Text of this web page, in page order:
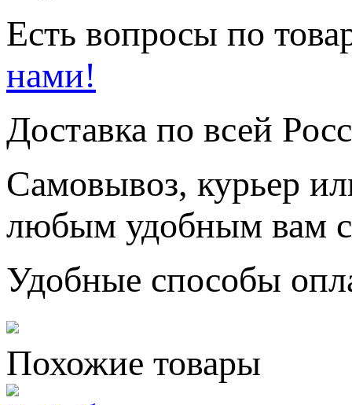
Есть вопросы по
нами!
Доставка по всей
Самовывоз, курьер
любым удобным вам
Удобные способы
Похожие товары